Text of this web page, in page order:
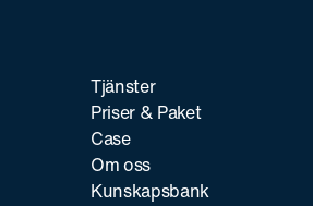
Tjänster
Priser & Paket
Case
Om oss
Kunskapsbank